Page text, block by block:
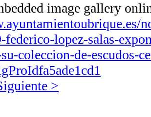
image gallery
federico-lopez-salas-
coleccion-de-escudos-
>